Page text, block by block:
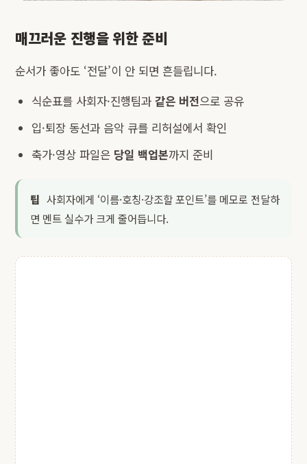
매끄러운 진행을 위한 준비
순서가 좋아도 ‘전달’이 안 되면 흔들립니다.
식순표를 사회자·진행팀과 같은 버전으로 공유
입·퇴장 동선과 음악 큐를 리허설에서 확인
축가·영상 파일은 당일 백업본까지 준비
팁 사회자에게 ‘이름·호칭·강조할 포인트’를 메모로 전달하
면 멘트 실수가 크게 줄어듭니다.